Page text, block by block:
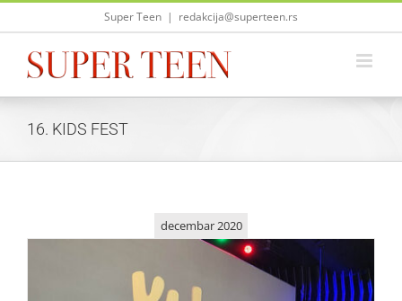
Skip
Super Teen | redakcija@superteen.rs
16. KIDS FEST
decembar 2020